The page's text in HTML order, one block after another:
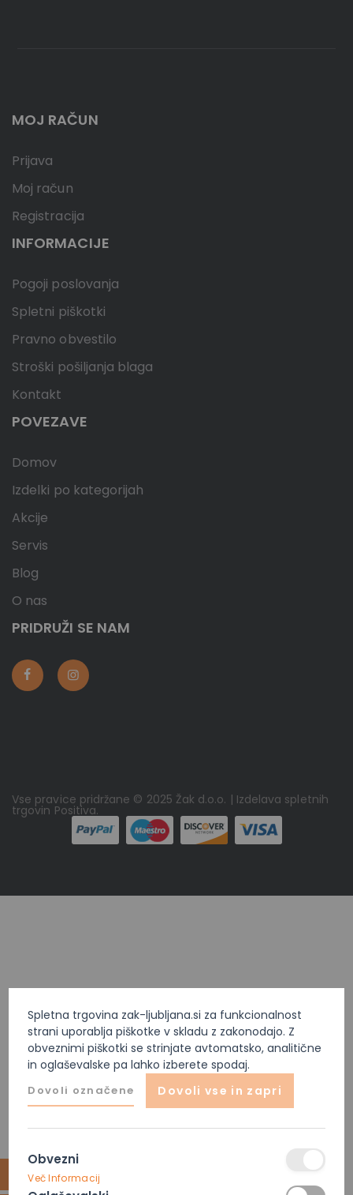
Obvezni
Več Informacij
Spletna trgovina zak-ljubljana.si za funkcionalnost
strani uporablja piškotke v skladu z zakonodajo. Z
obveznimi piškotki se strinjate avtomatsko, analitične
in oglaševalske pa lahko izberete spodaj.
Dovoli označene Dovoli vse in zapri
MOJ RAČUN
Prijava
Moj račun
Registracija
INFORMACIJE
Pogoji poslovanja
Spletni piškotki
Pravno obvestilo
Stroški pošiljanja blaga
Kontakt
POVEZAVE
Domov
Izdelki po kategorijah
Akcije
Servis
Blog
O nas
PRIDRUŽI SE NAM
Vse pravice pridržane © 2025 Žak d.o.o. | Izdelava spletnih
trgovin Positiva.